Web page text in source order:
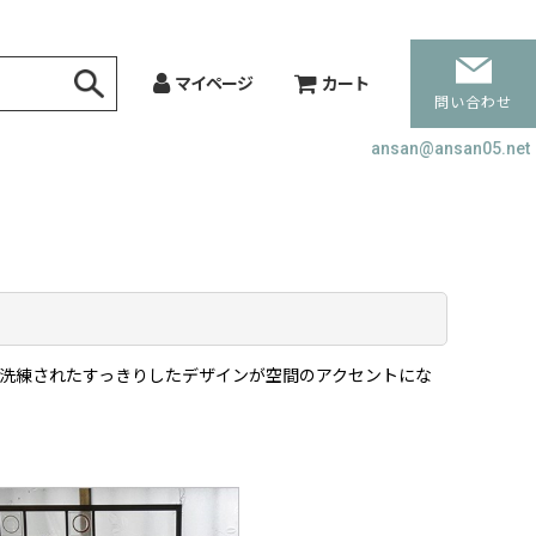
マイページ カート
問い合わせ
ansan@ansan05.net
されたすっきりしたデザインが空間のアクセントにな